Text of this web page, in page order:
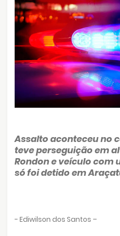
Assalto aconteceu no
teve perseguição em
Rondon e veículo com
só foi detido em
- Ediwilson dos Santos –